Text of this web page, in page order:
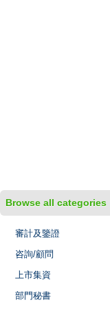
Browse all categories
審計及鑒證
咨詢/顧問
上市集資
部門秘書